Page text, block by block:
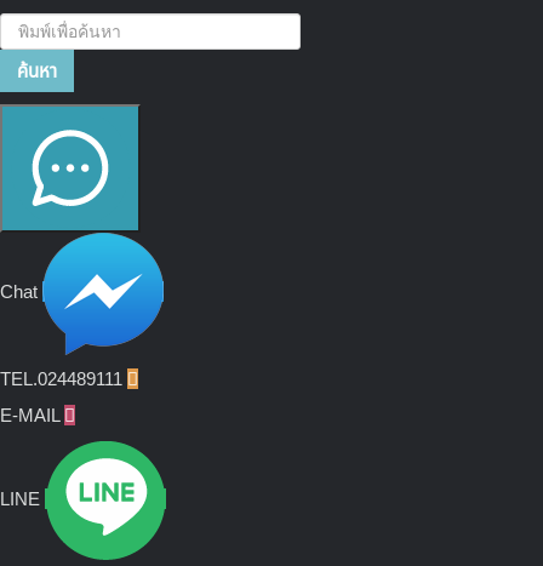
ค้นหา...
ค้นหา
Chat
TEL.024489111 
E-MAIL 
LINE